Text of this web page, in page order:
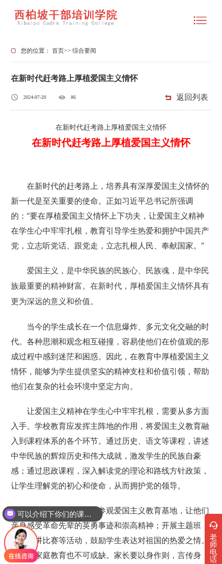
您的位置：首页>>综合要闻
在新时代赶考路上厚植爱国主义情怀
2024-07-20 86 返回列表
在新时代赶考路上厚植爱国主义情怀
在新时代赶考路上厚植爱国主义情怀
在新时代的赶考路上，培养具有深厚爱国主义情怀的
新一代是至关重要的使命。正如习近平总书记所强调
的：“要在厚植爱国主义情怀上下功夫，让爱国主义精神
在学生心中牢牢扎根，教育引导学生热爱和拥护中国共产
党，立志听党话、跟党走，立志扎根人民、奉献国家。”
爱国主义，是中华民族的民族心、民族魂，是中华民
族最重要的精神财富。在新时代，厚植爱国主义情怀具有
更为深远的意义和价值。
当今的学生成长在一个信息爆炸、多元文化交融的时
代。各种思潮和观念相互碰撞，容易使他们在价值观的形
成过程中感到迷茫和困惑。因此，在教育中厚植爱国主义
情怀，能够为学生提供坚实的精神支柱和价值引领，帮助
他们在复杂的社会环境中坚定方向。
让爱国主义精神在学生心中牢牢扎根，需要从多方面
入手。学校教育应发挥主阵地的作用，将爱国主义教育融
入到课程体系的各个环节。通过历史、语文等课程，讲述
中华民族的辉煌历史和伟大成就，激发学生的民族自豪
感；通过思政课程，深入解读党的理论和路线方针政策，
让学生理解党的初心和使命，从而拥护党的领导。
例如，可以组织学生参观爱国主义教育基地，让他们
亲身感受革命先辈的英勇事迹和崇高精神；开展主题班
会、演讲比赛等活动，鼓励学生表达对祖国的热爱之情。
同时，家庭教育也不可或缺。家长要以身作则，言传身
老
师
电
话